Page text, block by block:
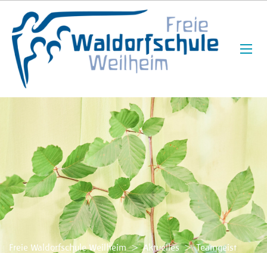
Freie Waldorfschule Weilheim > Aktuelles > Teamgeist